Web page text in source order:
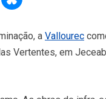
a Vallourec
Vertentes, em